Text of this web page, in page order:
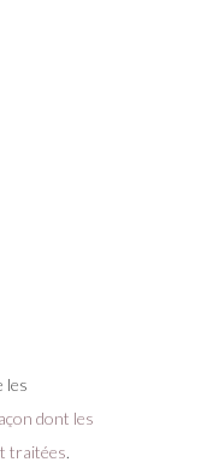
les
dont les
traitées.